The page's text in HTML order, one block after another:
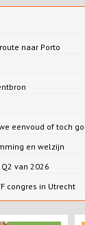
naar Porto
eenvoud of toch
en welzijn
van 2026
congres in Utrecht